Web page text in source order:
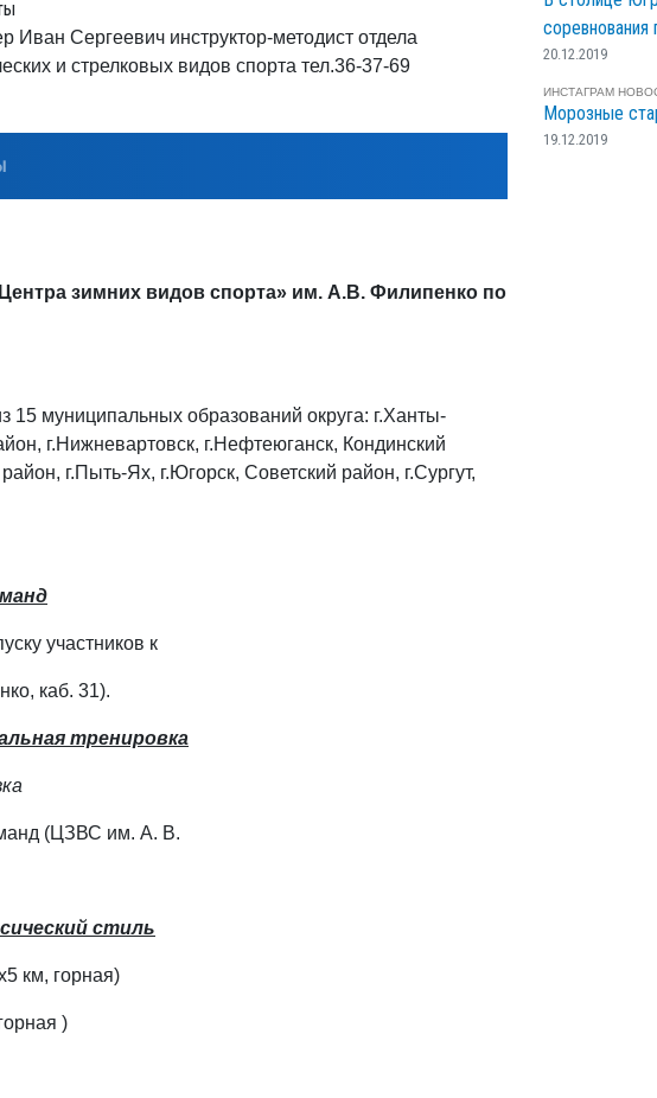
Иван Сергеевич инструктор-методист отдела
и стрелковых видов спорта тел.36-37-69
зимних видов спорта» им. А.В. Филипенко по
15 муниципальных образований округа: г.Ханты-
г.Нижневартовск, г.Нефтеюганск, Кондинский
г.Пыть-Ях, г.Югорск, Советский район, г.Сургут,
участников к
каб. 31).
тренировка
(ЦЗВС им. А. В.
стиль
км, горная)
)
20.12.2019
ИНСТАГРАМ
Морозные
19.12.2019